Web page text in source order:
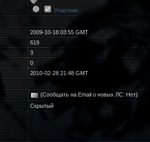
Участник
2009-10-18 03:55 GMT
619
3
0
2010-02-28 21:48 GMT
(Сообщать на Email о новых ЛС: Нет)
Скрытый